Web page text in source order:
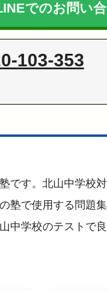
でのお問い
103-353
です。北山中学校
塾で使用する問題
中学校のテストで